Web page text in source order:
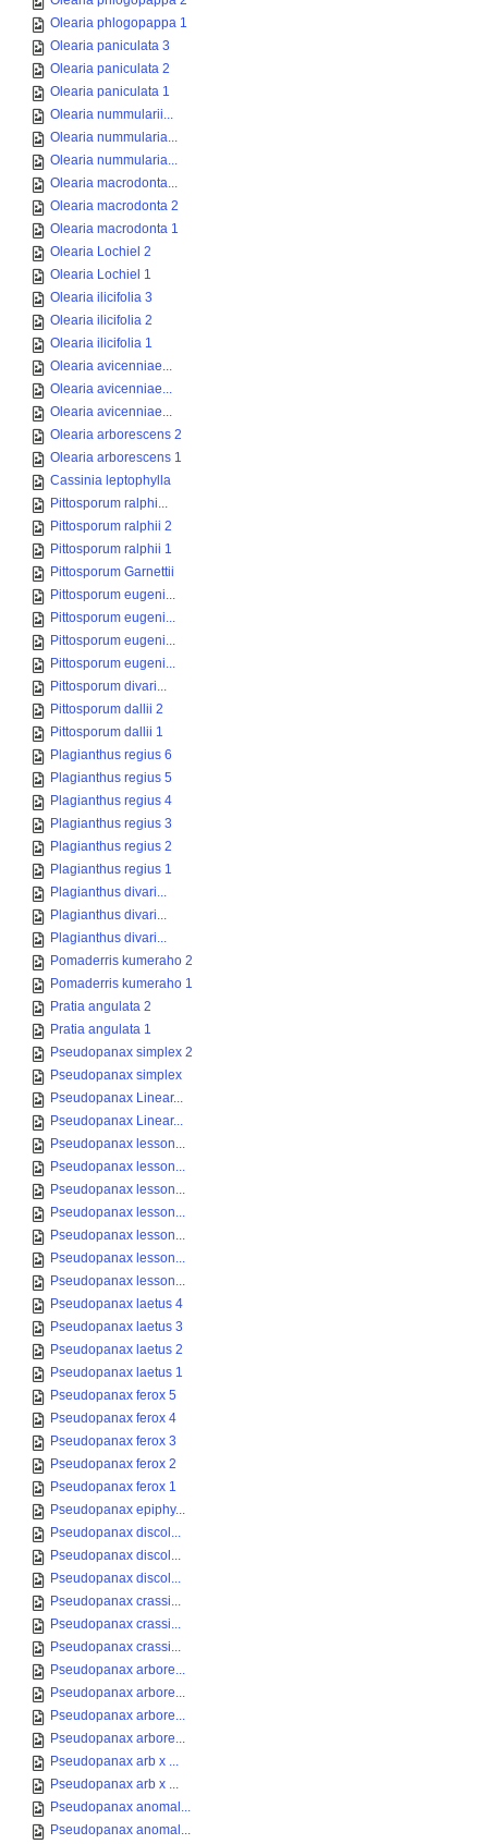
Olearia phlogopappa 1
Olearia paniculata 3
Olearia paniculata 2
Olearia paniculata 1
Olearia nummularii...
Olearia nummularia...
Olearia nummularia...
Olearia macrodonta...
Olearia macrodonta 2
Olearia macrodonta 1
Olearia Lochiel 2
Olearia Lochiel 1
Olearia ilicifolia 3
Olearia ilicifolia 2
Olearia ilicifolia 1
Olearia avicenniae...
Olearia avicenniae...
Olearia avicenniae...
Olearia arborescens 2
Olearia arborescens 1
Cassinia leptophylla
Pittosporum ralphi...
Pittosporum ralphii 2
Pittosporum ralphii 1
Pittosporum Garnettii
Pittosporum eugeni...
Pittosporum eugeni...
Pittosporum eugeni...
Pittosporum eugeni...
Pittosporum divari...
Pittosporum dallii 2
Pittosporum dallii 1
Plagianthus regius 6
Plagianthus regius 5
Plagianthus regius 4
Plagianthus regius 3
Plagianthus regius 2
Plagianthus regius 1
Plagianthus divari...
Plagianthus divari...
Plagianthus divari...
Pomaderris kumeraho 2
Pomaderris kumeraho 1
Pratia angulata 2
Pratia angulata 1
Pseudopanax simplex 2
Pseudopanax simplex
Pseudopanax Linear...
Pseudopanax Linear...
Pseudopanax lesson...
Pseudopanax lesson...
Pseudopanax lesson...
Pseudopanax lesson...
Pseudopanax lesson...
Pseudopanax lesson...
Pseudopanax lesson...
Pseudopanax laetus 4
Pseudopanax laetus 3
Pseudopanax laetus 2
Pseudopanax laetus 1
Pseudopanax ferox 5
Pseudopanax ferox 4
Pseudopanax ferox 3
Pseudopanax ferox 2
Pseudopanax ferox 1
Pseudopanax epiphy...
Pseudopanax discol...
Pseudopanax discol...
Pseudopanax discol...
Pseudopanax crassi...
Pseudopanax crassi...
Pseudopanax crassi...
Pseudopanax arbore...
Pseudopanax arbore...
Pseudopanax arbore...
Pseudopanax arbore...
Pseudopanax arb x ...
Pseudopanax arb x ...
Pseudopanax anomal...
Pseudopanax anomal...